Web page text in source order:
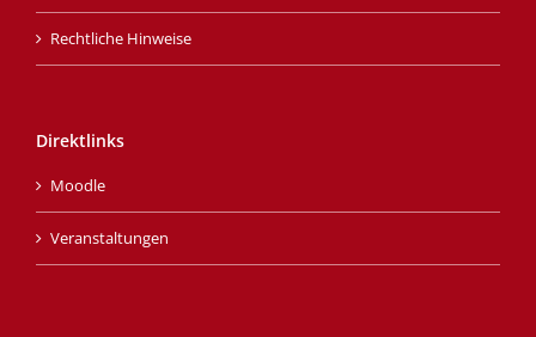
Rechtliche Hinweise
Direktlinks
Moodle
Veranstaltungen